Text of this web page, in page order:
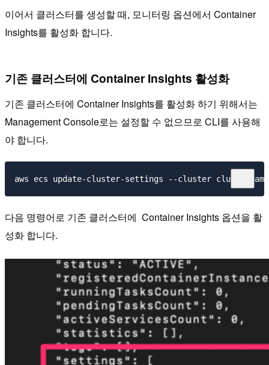
이어서 클러스터를 생성할 때, 모니터링 옵션에서 Container
Insights를 활성화 합니다.
기존 클러스터에 Container Insights 활성화
기존 클러스터에 Container Insights를 활성화 하기 위해서는
Management Console로는 설정할 수 없으므로 CLI를 사용해
야 합니다.
다음 명령어로 기존 클러스터에 Container Insights 옵션을 활
성화 합니다.